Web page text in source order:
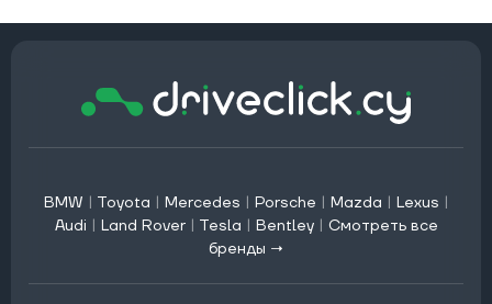
BMW | Toyota | Mercedes | Porsche | Mazda | Lexus |
Audi | Land Rover | Tesla | Bentley | Смотреть все
бренды →